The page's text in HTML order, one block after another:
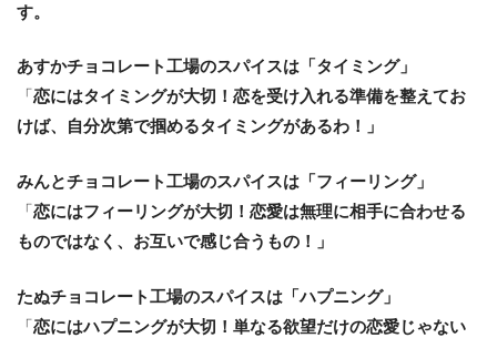
す。
あすかチョコレート工場のスパイスは「タイミング」
「 恋にはタイミングが大切！恋を受け入れる準備を整えてお
けば、自分次第で掴めるタイミングがあるわ！」
みんとチョコレート工場のスパイスは「フィーリング」
「恋にはフィーリングが大切！恋愛は無理に相手に合わせる
ものではなく、お互いで感じ合うもの！」
たぬチョコレート工場のスパイスは「ハプニング」
「恋にはハプニングが大切！単なる欲望だけの恋愛じゃない